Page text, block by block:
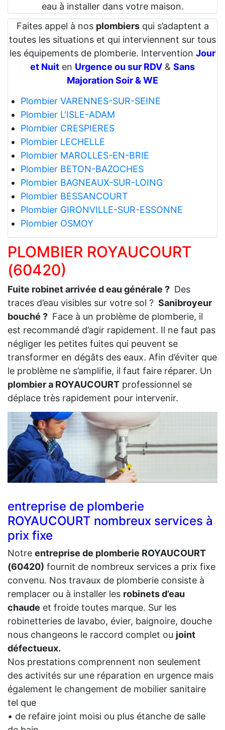
eau à installer dans votre maison.
Faites appel à nos plombiersqui s’adaptent a
toutes les situations et qui interviennent sur tous
les équipements de plomberie. Intervention Jour
et Nuit en Urgence ou sur RDV & Sans
Majoration Soir & WE
Plombier VARENNES-SUR-SEINE
Plombier L'ISLE-ADAM
Plombier CRESPIERES
Plombier LECHELLE
Plombier MAROLLES-EN-BRIE
Plombier BETON-BAZOCHES
Plombier BAGNEAUX-SUR-LOING
Plombier BESSANCOURT
Plombier GIRONVILLE-SUR-ESSONNE
Plombier OSMOY
PLOMBIER ROYAUCOURT
(60420)
Fuite robinet arrivée d eau générale ? Des
traces d’eau visibles sur votre sol ? Sanibroyeur
bouché ? Face à un problème de plomberie, il
est recommandé d’agir rapidement. Il ne faut pas
négliger les petites fuites qui peuvent se
transformer en dégâts des eaux. Afin d’éviter que
le problème ne s’amplifie, il faut faire réparer. Un
plombier a ROYAUCOURT professionnel se
déplace très rapidement pour intervenir.
entreprise de plomberie
ROYAUCOURT nombreux services à
prix fixe
Notre entreprise de plomberie ROYAUCOURT
(60420) fournit de nombreux services a prix fixe
convenu. Nos travaux de plomberie consiste à
remplacer ou à installer les robinets d’eau
chaude et froide toutes marque. Sur les
robinetteries de lavabo, évier, baignoire, douche
nous changeons le raccord complet ou joint
défectueux.
Nos prestations comprennent non seulement
des activités sur une réparation en urgence mais
également le changement de mobilier sanitaire
tel que
• de refaire joint moisi ou plus étanche de salle